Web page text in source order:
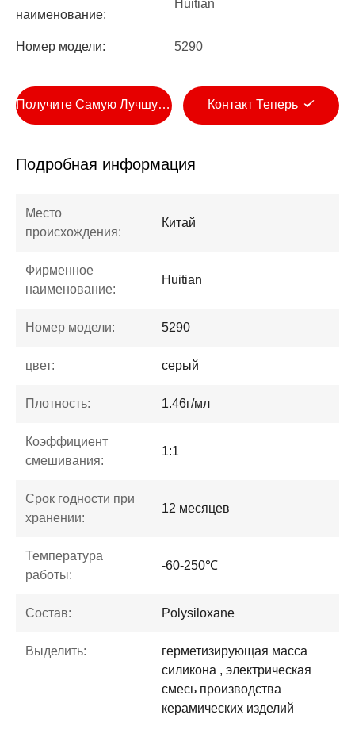
наименование:
Huitian
Номер модели: 5290
Получите Самую Лучшую Цену Контакт Теперь
Подробная информация
Место
происхождения:
Китай
Фирменное
наименование:
Huitian
Номер модели: 5290
цвет: серый
Плотность: 1.46г/мл
Коэффициент
смешивания:
1:1
Срок годности при
хранении:
12 месяцев
Температура
работы:
-60-250℃
Состав: Polysiloxane
Выделить:
герметизирующая масса
силикона , электрическая
смесь производства
керамических изделий